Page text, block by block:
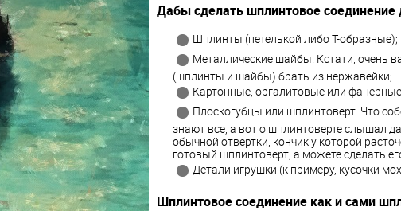
Дабы сделать шплинтовое соединение
Шплинты (петелькой либо Т-образные);
Металлические шайбы. Кстати, очень
(шплинты и шайбы) брать из нержавейки;
Картонные, оргалитовые или
Плоскогубцы или шплинтоверт. Что
знают все, а вот о шплинтоверте слышал
обычной отвертки, кончик у которой
готовый шплинтоверт, а можете сделать
Детали игрушки (к примеру, кусочки
Шплинтовое соединение как и сами